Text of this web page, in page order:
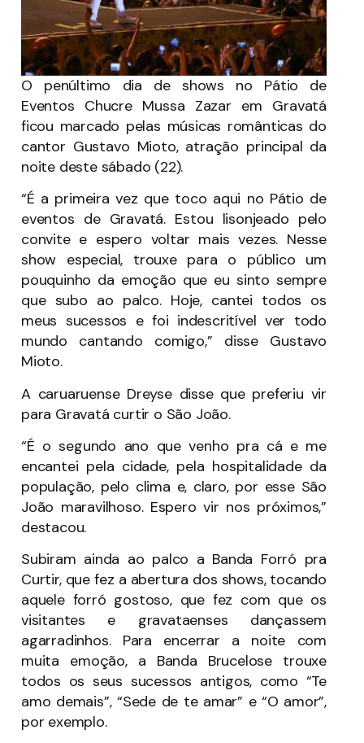
O penúltimo dia de shows no Pátio de
Eventos Chucre Mussa Zazar em Gravatá
ficou marcado pelas músicas românticas do
cantor Gustavo Mioto, atração principal da
noite deste sábado (22).
“É a primeira vez que toco aqui no Pátio de
eventos de Gravatá. Estou lisonjeado pelo
convite e espero voltar mais vezes. Nesse
show especial, trouxe para o público um
pouquinho da emoção que eu sinto sempre
que subo ao palco. Hoje, cantei todos os
meus sucessos e foi indescritível ver todo
mundo cantando comigo,” disse Gustavo
Mioto.
A caruaruense Dreyse disse que preferiu vir
para Gravatá curtir o São João.
“É o segundo ano que venho pra cá e me
encantei pela cidade, pela hospitalidade da
população, pelo clima e, claro, por esse São
João maravilhoso. Espero vir nos próximos,”
destacou.
Subiram ainda ao palco a Banda Forró pra
Curtir, que fez a abertura dos shows, tocando
aquele forró gostoso, que fez com que os
visitantes e gravataenses dançassem
agarradinhos. Para encerrar a noite com
muita emoção, a Banda Brucelose trouxe
todos os seus sucessos antigos, como “Te
amo demais”, “Sede de te amar” e “O amor”,
por exemplo.